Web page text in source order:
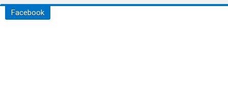
Facebook